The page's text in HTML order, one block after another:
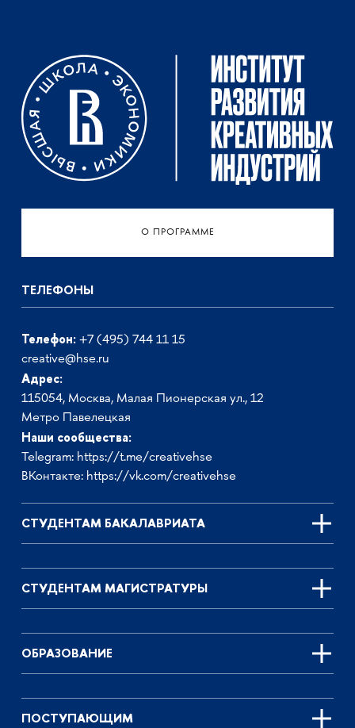
О ПРОГРАММЕ
ТЕЛЕФОНЫ
Телефон: +7 (495) 744 11 15
creative@hse.ru
Адрес:
115054, Москва, Малая Пионерская ул., 12
Метро Павелецкая
Наши сообщества:
Telegram: https://t.me/creativehse
ВКонтакте: https://vk.com/creativehse
СТУДЕНТАМ БАКАЛАВРИАТА
СТУДЕНТАМ МАГИСТРАТУРЫ
ОБРАЗОВАНИЕ
ПОСТУПАЮЩИМ